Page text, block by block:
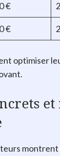
€
€
optimiser
montrent